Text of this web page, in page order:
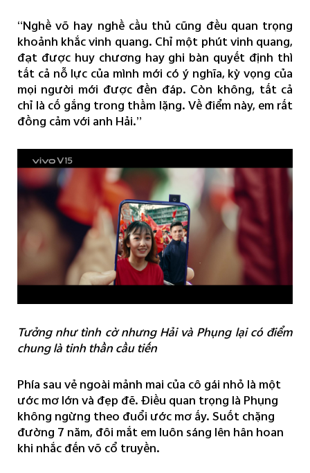
“Nghề võ hay nghề cầu thủ cũng đều quan trọng
khoảnh khắc vinh quang. Chỉ một phút vinh quang,
đạt được huy chương hay ghi bàn quyết định thì
tất cả nỗ lực của mình mới có ý nghĩa, kỳ vọng của
mọi người mới được đền đáp. Còn không, tất cả
chỉ là cố gắng trong thầm lặng. Về điểm này, em rất
đồng cảm với anh Hải.”
Tưởng như tình cờ nhưng Hải và Phụng lại có điểm
chung là tinh thần cầu tiến
Phía sau vẻ ngoài mảnh mai của cô gái nhỏ là một
ước mơ lớn và đẹp đẽ. Điều quan trọng là Phụng
không ngừng theo đuổi ước mơ ấy. Suốt chặng
đường 7 năm, đôi mắt em luôn sáng lên hân hoan
khi nhắc đến võ cổ truyền.